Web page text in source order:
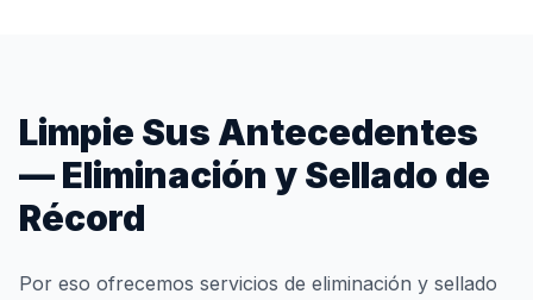
Limpie Sus Antecedentes
— Eliminación y Sellado de
Récord
Por eso ofrecemos servicios de eliminación y sellado